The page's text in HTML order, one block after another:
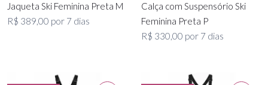
Jaqueta Ski Feminina Preta M
R$ 389,00 por 7 dias
Calça com Suspensório Ski
Feminina Preta P
R$ 330,00 por 7 dias